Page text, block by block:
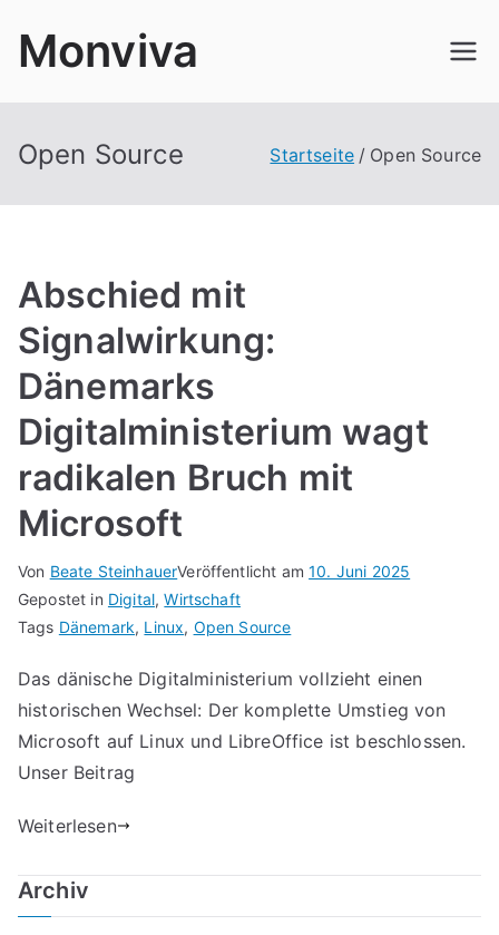
InhaltMonviva
Open Source Startseite Open Source
Abschied mit
Signalwirkung:
Dänemarks
Digitalministerium wagt
radikalen Bruch mit
Microsoft
Von Beate SteinhauerVeröffentlicht am10. Juni 2025
Gepostet in Digital,Wirtschaft
Tags Dänemark, Linux, Open Source
Das dänische Digitalministerium vollzieht einen
historischen Wechsel: Der komplette Umstieg von
Microsoft auf Linux und LibreOffice ist beschlossen.
Unser Beitrag
Weiterlesen
Archiv